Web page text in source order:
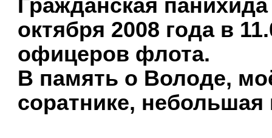
Гражданская
октября 2008 года в
офицеров флота.
В память о Володе,
соратнике,